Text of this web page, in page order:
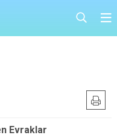
Evraklar